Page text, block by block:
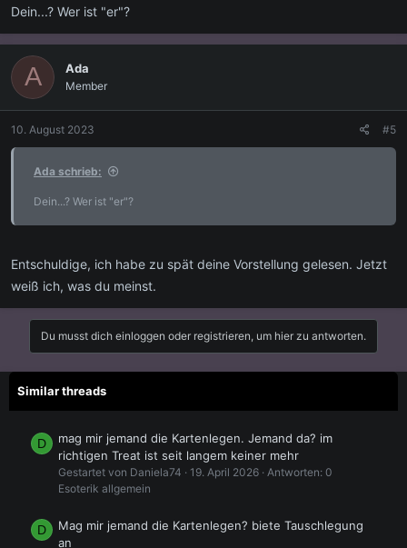
Dein...? Wer ist "er"?
A Ada
Member
10. August 2023 #5
Ada schrieb:
Dein...? Wer ist "er"?
Entschuldige, ich habe zu spät deine Vorstellung gelesen. Jetzt
weiß ich, was du meinst.
Du musst dich einloggen oder registrieren, um hier zu antworten.
Similar threads
D
mag mir jemand die Kartenlegen. Jemand da? im
richtigen Treat ist seit langem keiner mehr
Gestartet von Daniela74 19. April 2026 Antworten: 0
Esoterik allgemein
D
Mag mir jemand die Kartenlegen? biete Tauschlegung
an